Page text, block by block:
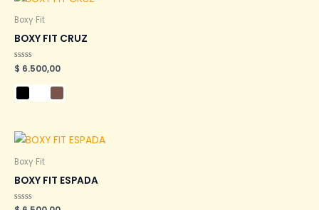
Boxy Fit
BOXY FIT CRUZ
Valorado
en
0
de
5
$ 6.500,00
Boxy Fit
BOXY FIT ESPADA